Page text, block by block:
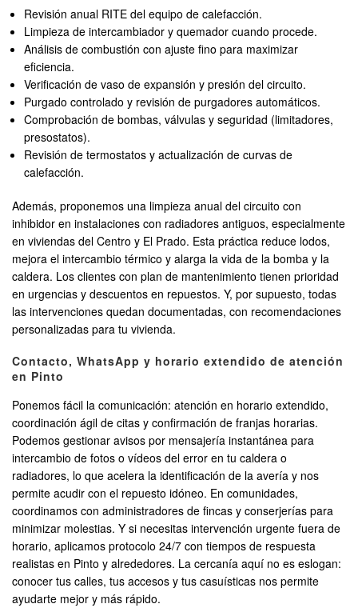
Revisión anual RITE del equipo de calefacción.
Limpieza de intercambiador y quemador cuando procede.
Análisis de combustión con ajuste fino para maximizar
eficiencia.
Verificación de vaso de expansión y presión del circuito.
Purgado controlado y revisión de purgadores automáticos.
Comprobación de bombas, válvulas y seguridad (limitadores,
presostatos).
Revisión de termostatos y actualización de curvas de
calefacción.
Además, proponemos una limpieza anual del circuito con
inhibidor en instalaciones con radiadores antiguos, especialmente
en viviendas del Centro y El Prado. Esta práctica reduce lodos,
mejora el intercambio térmico y alarga la vida de la bomba y la
caldera. Los clientes con plan de mantenimiento tienen prioridad
en urgencias y descuentos en repuestos. Y, por supuesto, todas
las intervenciones quedan documentadas, con recomendaciones
personalizadas para tu vivienda.
Contacto, WhatsApp y horario extendido de atención
en Pinto
Ponemos fácil la comunicación: atención en horario extendido,
coordinación ágil de citas y confirmación de franjas horarias.
Podemos gestionar avisos por mensajería instantánea para
intercambio de fotos o vídeos del error en tu caldera o
radiadores, lo que acelera la identificación de la avería y nos
permite acudir con el repuesto idóneo. En comunidades,
coordinamos con administradores de fincas y conserjerías para
minimizar molestias. Y si necesitas intervención urgente fuera de
horario, aplicamos protocolo 24/7 con tiempos de respuesta
realistas en Pinto y alrededores. La cercanía aquí no es eslogan:
conocer tus calles, tus accesos y tus casuísticas nos permite
ayudarte mejor y más rápido.